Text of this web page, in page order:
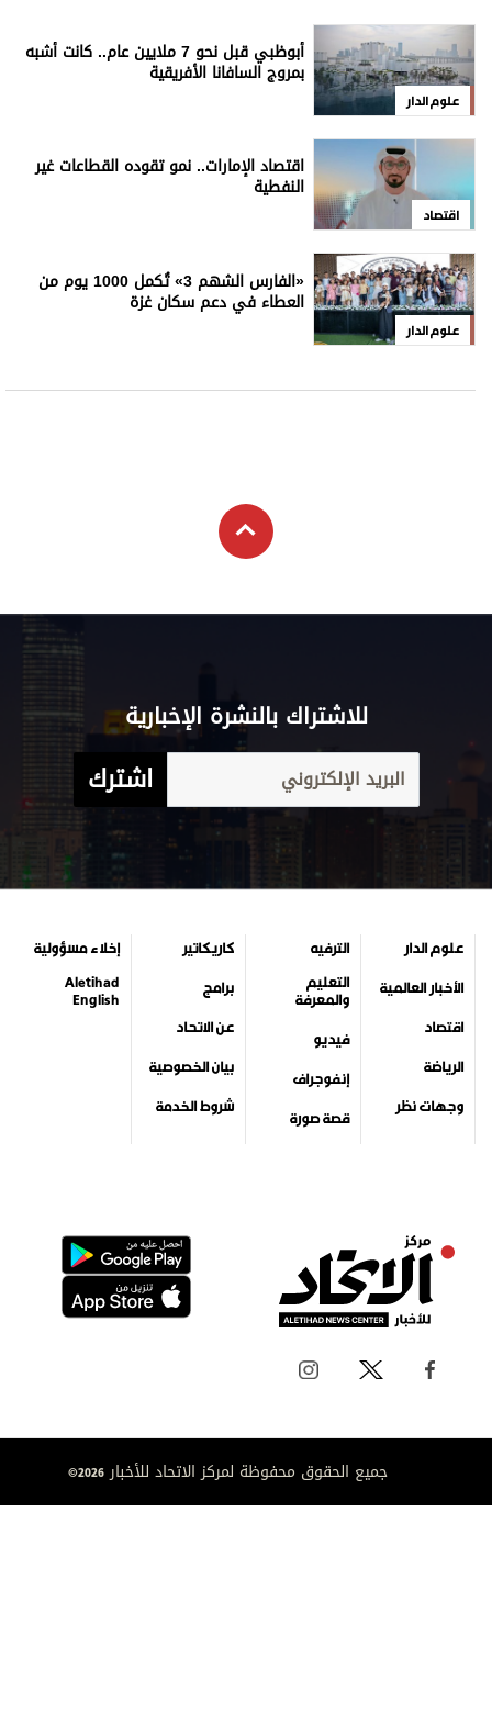
علوم الدار
أبوظبي قبل نحو 7 ملايين عام.. كانت أشبه
بمروج السافانا الأفريقية
اقتصاد
اقتصاد الإمارات.. نمو تقوده القطاعات غير
النفطية
علوم الدار
«الفارس الشهم 3» تُكمل 1000 يوم من
العطاء في دعم سكان غزة
للاشتراك بالنشرة الإخبارية
اشترك
علوم الدار
الأخبار العالمية
اقتصاد
الرياضة
وجهات نظر
الترفيه
التعليم
والمعرفة
فيديو
إنفوجراف
قصة صورة
كاريكاتير
برامج
عن الاتحاد
بيان الخصوصية
شروط الخدمة
إخلاء مسؤولية
Aletihad
English
جميع الحقوق محفوظة لمركز الاتحاد للأخبار 2026©